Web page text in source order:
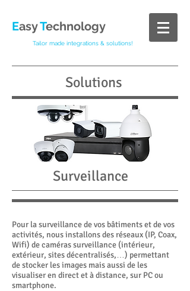
EasyTechnology
Tailor made integrations & solutions!
Solutions
Surveillance
Pour la surveillance de vos bâtiments et de vos
activités, nous installons des réseaux (IP, Coax,
Wifi) de caméras surveillance (intérieur,
extérieur, sites décentralisés,…) permettant
de stocker les images mais aussi de les
visualiser en direct et à distance, sur PC ou
smartphone.